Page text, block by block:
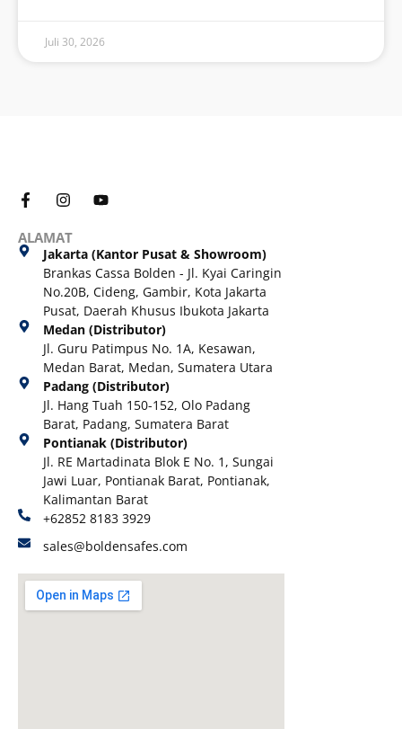
Juli 30, 2026
ALAMAT
Jakarta (Kantor Pusat & Showroom)
Brankas Cassa Bolden - Jl. Kyai Caringin
No.20B, Cideng, Gambir, Kota Jakarta
Pusat, Daerah Khusus Ibukota Jakarta
Medan (Distributor)
Jl. Guru Patimpus No. 1A, Kesawan,
Medan Barat, Medan, Sumatera Utara
Padang (Distributor)
Jl. Hang Tuah 150-152, Olo Padang
Barat, Padang, Sumatera Barat
Pontianak (Distributor)
Jl. RE Martadinata Blok E No. 1, Sungai
Jawi Luar, Pontianak Barat, Pontianak,
Kalimantan Barat
+62852 8183 3929
sales@boldensafes.com